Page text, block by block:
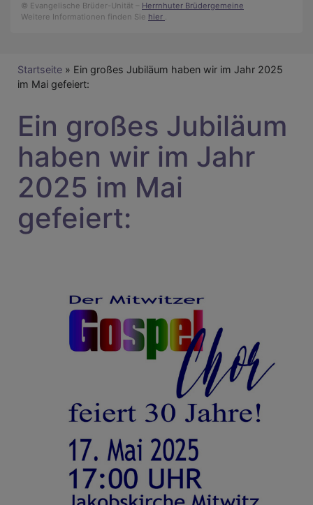
© Evangelische Brüder-Unität – Herrnhuter Brüdergemeine
Weitere Informationen finden Sie hier .
Breadcrumb
Startseite
Ein großes Jubiläum haben wir im Jahr 2025
im Mai gefeiert:
Ein großes Jubiläum
haben wir im Jahr
2025 im Mai
gefeiert: